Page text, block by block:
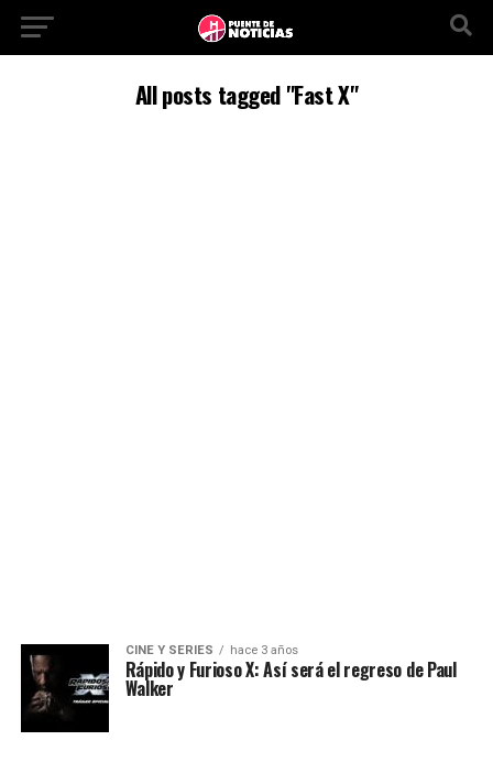
All posts tagged "Fast X"
CINE Y SERIES hace 3 años
Rápido y Furioso X: Así será el regreso de Paul
Walker